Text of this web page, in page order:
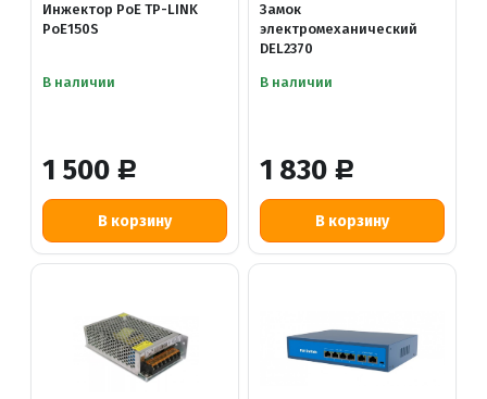
1 500 Р
Инжектор PoE TP-LINK
PoE150S
В наличии
1 830 Р
Замок
электромеханический
DEL2370
В наличии